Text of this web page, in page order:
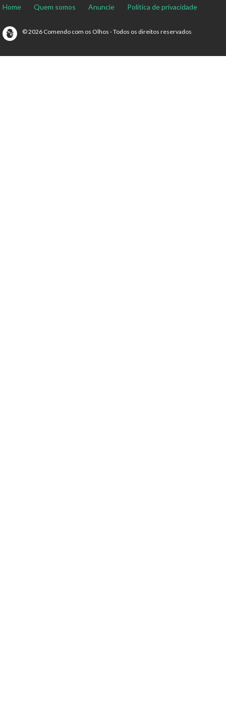
Home Quem somos Anuncie Política de privacidade
© 2026 Comendo com os Olhos - Todos os direitos reservados